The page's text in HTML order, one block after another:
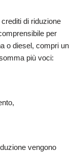
di riduzione
per
o diesel, compri un
più voci:
vengono